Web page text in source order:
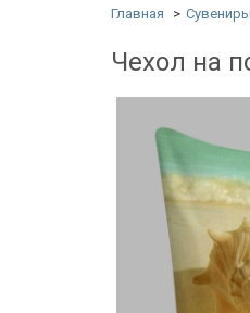
Главная Сувениры
Чехол на